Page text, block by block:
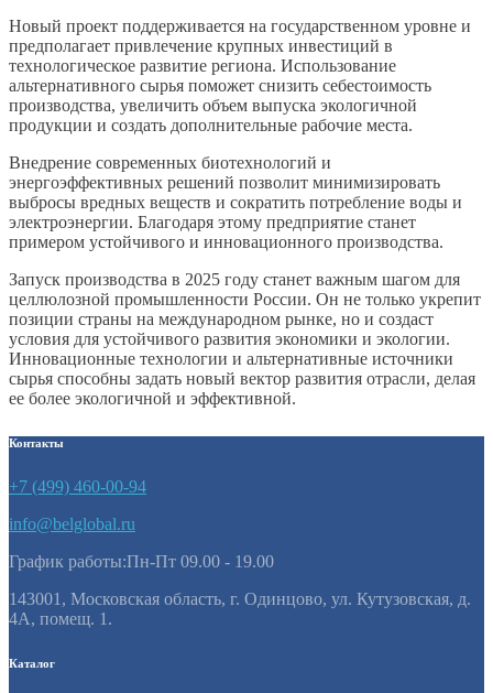
Новый проект поддерживается на государственном уровне и
предполагает привлечение крупных инвестиций в
технологическое развитие региона. Использование
альтернативного сырья поможет снизить себестоимость
производства, увеличить объем выпуска экологичной
продукции и создать дополнительные рабочие места.
Внедрение современных биотехнологий и
энергоэффективных решений позволит минимизировать
выбросы вредных веществ и сократить потребление воды и
электроэнергии. Благодаря этому предприятие станет
примером устойчивого и инновационного производства.
Запуск производства в 2025 году станет важным шагом для
целлюлозной промышленности России. Он не только укрепит
позиции страны на международном рынке, но и создаст
условия для устойчивого развития экономики и экологии.
Инновационные технологии и альтернативные источники
сырья способны задать новый вектор развития отрасли, делая
ее более экологичной и эффективной.
Контакты
+7 (499) 460-00-94
info@belglobal.ru
График работы:Пн-Пт 09.00 - 19.00
143001, Московская область, г. Одинцово, ул. Кутузовская, д.
4А, помещ. 1.
Каталог